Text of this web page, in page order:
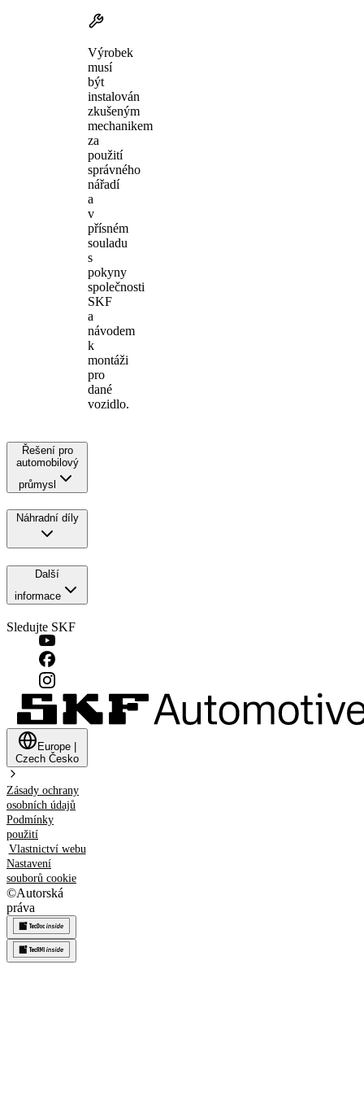
Výrobek
musí
být
instalován
zkušeným
mechanikem
za
použití
správného
nářadí
a
v
přísném
souladu
s
pokyny
společnosti
SKF
a
návodem
k
montáži
pro
dané
vozidlo.
Řešení pro
automobilový
průmysl
Náhradní díly
Další
informace
Sledujte SKF
Europe
Czech Česko
Zásady ochrany
osobních údajů
Podmínky
použití
Vlastnictví webu
Nastavení
souborů cookie
©Autorská
práva